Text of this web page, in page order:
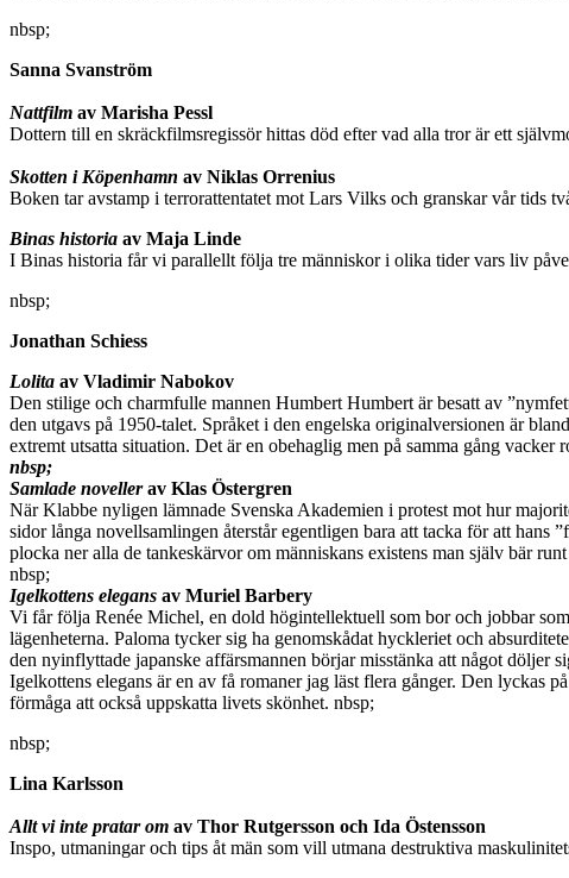
nbsp;
Sanna Svanström
Nattfilm av Marisha Pessl
Dottern till en skräckfilmsregissör hittas död efter vad alla tror är ett
Skotten i Köpenhamn av Niklas Orrenius
Boken tar avstamp i terrorattentatet mot Lars Vilks och granskar vår tids
Binas historia av Maja Linde
I Binas historia får vi parallellt följa tre människor i olika tider vars liv
nbsp;
Jonathan Schiess
Lolita av Vladimir Nabokov
Den stilige och charmfulle mannen Humbert Humbert är besatt av
den utgavs på 1950-talet. Språket i den engelska originalversionen är
extremt utsatta situation. Det är en obehaglig men på samma gång
nbsp;
Samlade novellerav Klas Östergren
När Klabbe nyligen lämnade Svenska Akademien i protest mot hur
sidor långa novellsamlingen återstår egentligen bara att tacka för att
plocka ner alla de tankeskärvor om människans existens man själv bär
nbsp;
Igelkottens elegans av Muriel Barbery
Vi får följa Renée Michel, en dold högintellektuell som bor och jobbar
lägenheterna. Paloma tycker sig ha genomskådat hyckleriet och
den nyinflyttade japanske affärsmannen börjar misstänka att något döljer
Igelkottens elegans är en av få romaner jag läst flera gånger. Den lyckas
förmåga att också uppskatta livets skönhet. nbsp;
nbsp;
Lina Karlsson
Allt vi inte pratar om av Thor Rutgersson och Ida Östensson
Inspo, utmaningar och tips åt män som vill utmana destruktiva